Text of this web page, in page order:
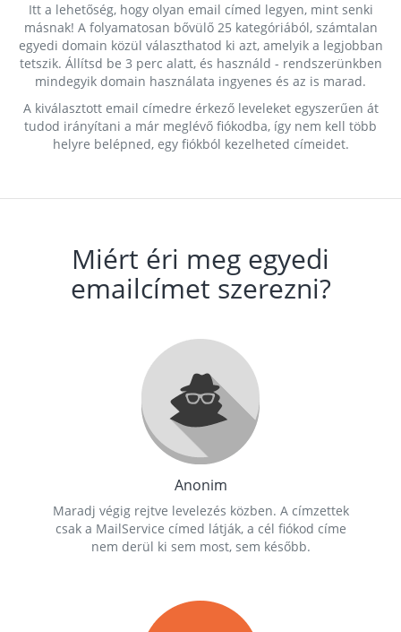
Itt a lehetőség, hogy olyan email címed legyen, mint senki
másnak! A folyamatosan bővülő 25 kategóriából, számtalan
egyedi domain közül választhatod ki azt, amelyik a legjobban
tetszik. Állítsd be 3 perc alatt, és használd - rendszerünkben
mindegyik domain használata ingyenes és az is marad.
A kiválasztott email címedre érkező leveleket egyszerűen át
tudod irányítani a már meglévő fiókodba, így nem kell több
helyre belépned, egy fiókból kezelheted címeidet.
Miért éri meg egyedi
emailcímet szerezni?
Anonim
Maradj végig rejtve levelezés közben. A címzettek
csak a MailService címed látják, a cél fiókod címe
nem derül ki sem most, sem később.